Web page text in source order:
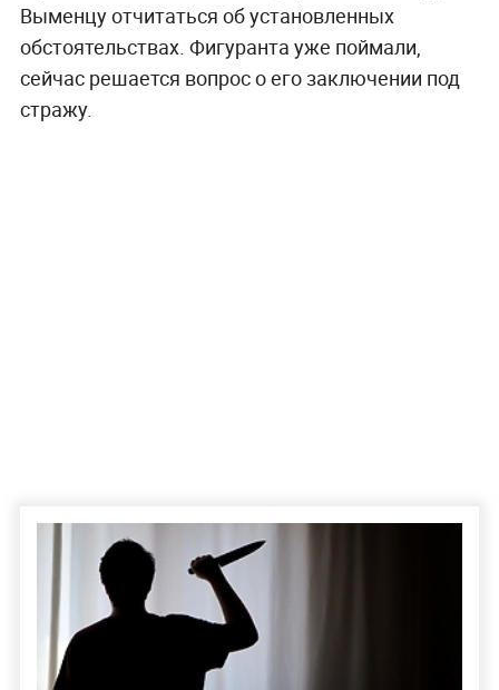
Выменцу отчитаться об установленных
обстоятельствах. Фигуранта уже поймали,
сейчас решается вопрос о его заключении под
стражу.